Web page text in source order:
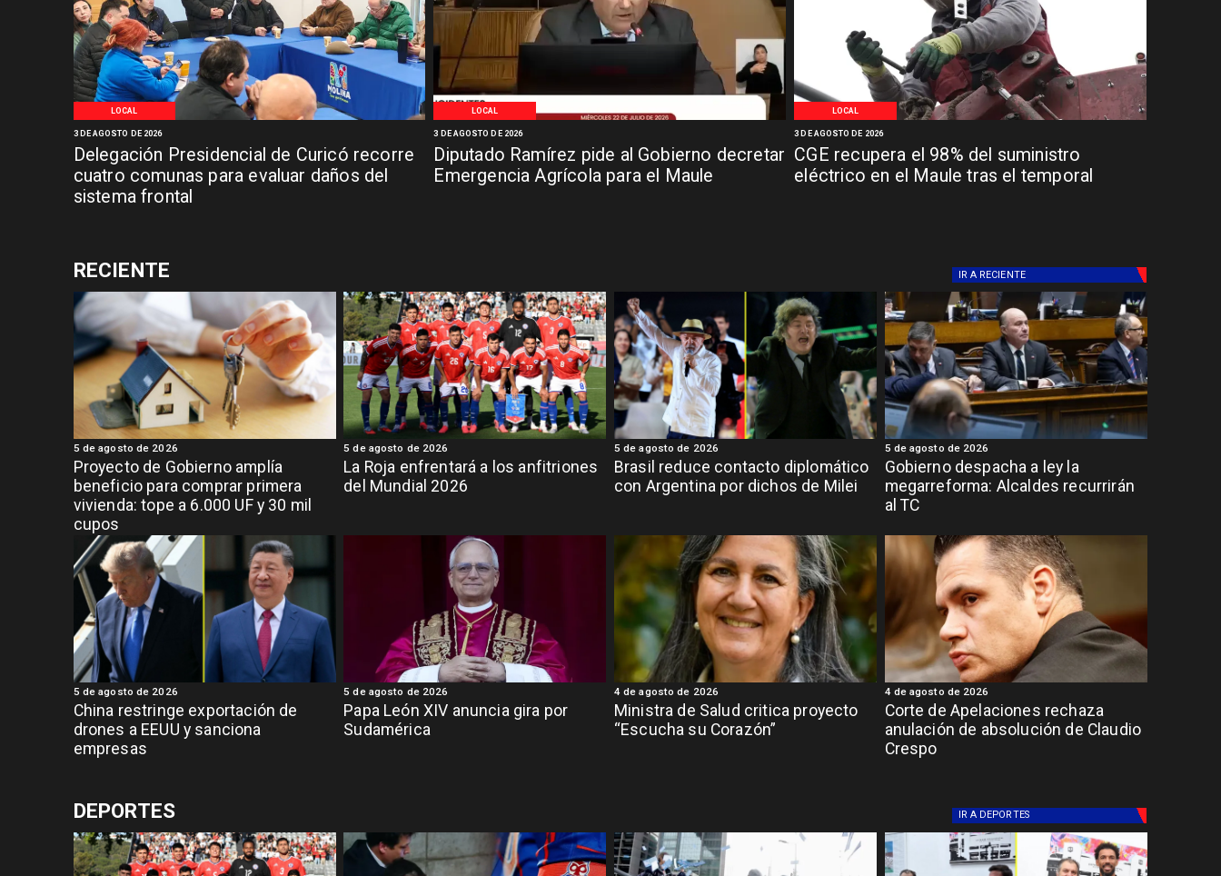
LOCAL
Delegación Presidencial de Curicó recorre
cuatro comunas para evaluar daños del
sistema frontal
3 DE AGOSTO DE 2026
LOCAL
Diputado Ramírez pide al Gobierno decretar
Emergencia Agrícola para el Maule
3 DE AGOSTO DE 2026
LOCAL
CGE recupera el 98% del suministro
eléctrico en el Maule tras el temporal
3 DE AGOSTO DE 2026
RECIENTE IR A RECIENTE
Proyecto de Gobierno amplía
beneficio para comprar primera
vivienda: tope a 6.000 UF y 30 mil
cupos
5 de agosto de 2026
La Roja enfrentará a los anfitriones
del Mundial 2026
5 de agosto de 2026
Brasil reduce contacto diplomático
con Argentina por dichos de Milei
5 de agosto de 2026
Gobierno despacha a ley la
megarreforma: Alcaldes recurrirán
al TC
5 de agosto de 2026
China restringe exportación de
drones a EEUU y sanciona
empresas
5 de agosto de 2026
Papa León XIV anuncia gira por
Sudamérica
5 de agosto de 2026
Ministra de Salud critica proyecto
“Escucha su Corazón”
4 de agosto de 2026
Corte de Apelaciones rechaza
anulación de absolución de Claudio
Crespo
4 de agosto de 2026
DEPORTES IR A DEPORTES